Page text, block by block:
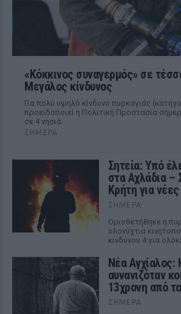
«Κόκκινος συναγερμός» σε
Μεγάλος κίνδυνος
Για πολύ υψηλό κίνδυνο πυρκαγιάς
προειδοποιεί η Πολιτική Προστασία
σε 4 νησιά.
ΣΉΜΕΡΑ
Σητεία: Υπό
στα Αχλάδια –
Κρήτη για
ΣΉΜΕΡΑ
Οριοθετήθηκε η
ολονύχτια
κινδύνου 4 για
Νέα Αγχίαλος:
αυνανιζόταν
13χρονη από
ΣΉΜΕΡΑ